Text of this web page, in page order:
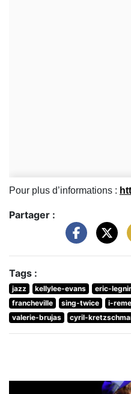
Pour plus d’informations :
Partager :
Tags :
jazz kellylee-evans eric-
francheville
sing-twice i-
valerie-brujas
cyril-